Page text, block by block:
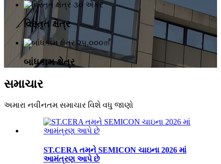
૩૦ એકર
વિસ્તૃત ક્ષેત્ર
૨૫,૦૦૦㎡
બાંધકામ ક્ષેત્ર
સમાચાર
અમારા નવીનતમ સમાચાર વિશે વધુ જાણો
ST.CERA તમને SEMICON ચાઇના 2026 માં
આમંત્રણ આપે છે